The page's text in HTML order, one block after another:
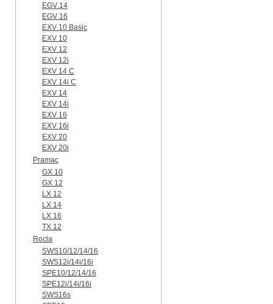
EGV 14
EGV 16
EXV 10 Basic
EXV 10
EXV 12
EXV 12i
EXV 14 C
EXV 14i C
EXV 14
EXV 14i
EXV 16
EXV 16i
EXV 20
EXV 20i
Pramac
GX 10
GX 12
LX 12
LX 14
LX 16
TX 12
Rocla
SWS10/12/14/16
SWS12i/14i/16i
SPE10/12/14/16
SPE12i/14i/16i
SWS16s